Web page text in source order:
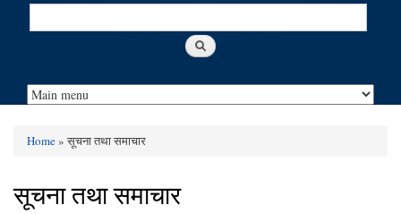
Search
You are here
Home» सूचना तथा समाचार
सूचना तथा समाचार